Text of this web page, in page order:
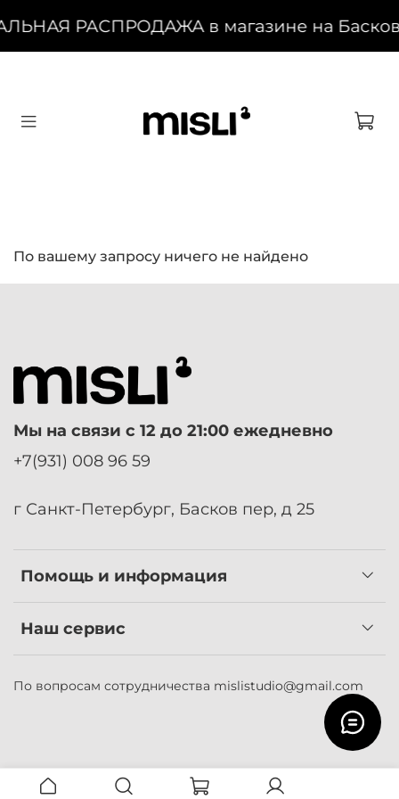
РАСПРОДАЖА в магазине на
По вашему запросу ничего не найдено
Помощь и информация
Наш сервис
Мы на связи с 12 до 21:00 ежедневно
+7(931) 008 96 59
г Санкт-Петербург, Басков пер, д 25
По вопросам сотрудничества mislistudio@gmail.com